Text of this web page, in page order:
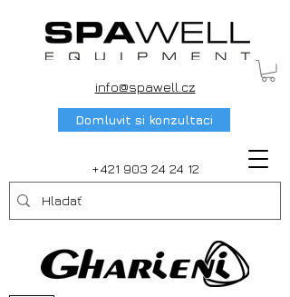
+421 903 24 24 12
info@spawell.cz
Domluvit si konzultaci